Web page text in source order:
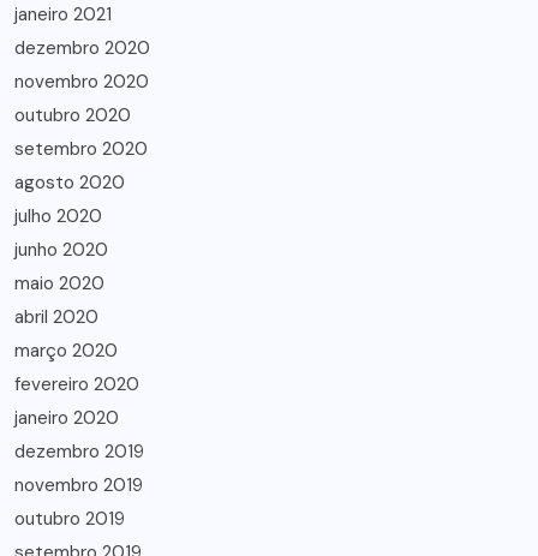
janeiro 2021
dezembro 2020
novembro 2020
outubro 2020
setembro 2020
agosto 2020
julho 2020
junho 2020
maio 2020
abril 2020
março 2020
fevereiro 2020
janeiro 2020
dezembro 2019
novembro 2019
outubro 2019